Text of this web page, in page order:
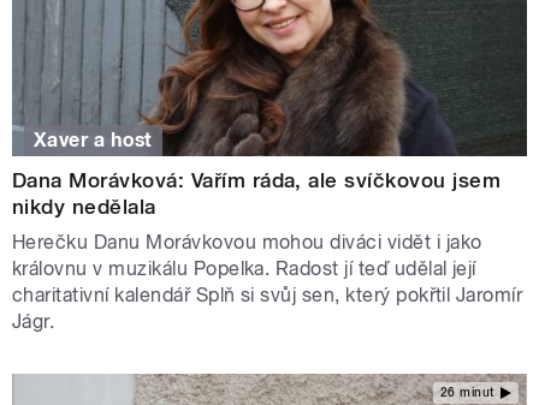
Xaver a host
Dana Morávková: Vařím ráda, ale svíčkovou jsem
nikdy nedělala
Herečku Danu Morávkovou mohou diváci vidět i jako
královnu v muzikálu Popelka. Radost jí teď udělal její
charitativní kalendář Splň si svůj sen, který pokřtil Jaromír
Jágr.
26 minut